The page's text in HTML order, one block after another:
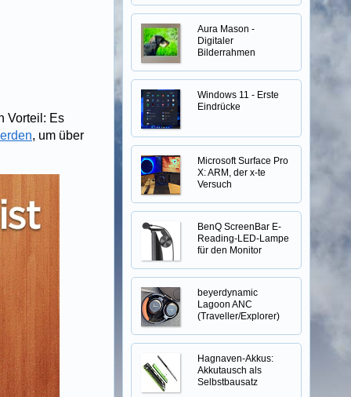
Vorteil: Es
, um über
Aura Mason -
Digitaler
Bilderrahmen
Windows 11 - Erste
Eindrücke
Microsoft Surface Pro
X: ARM, der x-te
Versuch
BenQ ScreenBar E-
Reading-LED-Lampe
für den Monitor
beyerdynamic
Lagoon ANC
(Traveller/Explorer)
Hagnaven-Akkus:
Akkutausch als
Selbstbausatz